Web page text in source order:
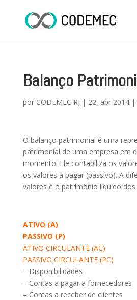
Balanço
por CODEMEC RJ | 22, abr 2014|
O balanço patrimonial é uma
patrimonial de uma empresa em
momento. Ele contabiliza os
os valores a pagar (passivo). A
valores é o patrimônio líquido dos
ATIVO (A)
PASSIVO (P)
ATIVO CIRCULANTE (AC)
PASSIVO CIRCULANTE (PC)
– Disponibilidades
– Contas a pagar a fornecedores
– Contas a receber de clientes